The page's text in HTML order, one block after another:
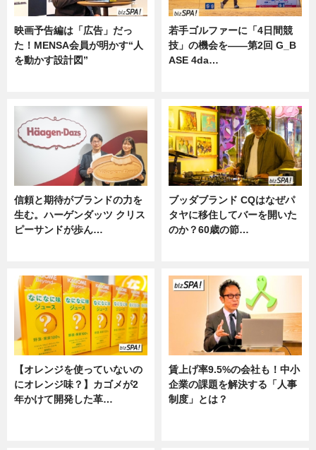
映画予告編は「広告」だっ
た！MENSA会員が明かす“人
を動かす設計図”
若手ゴルファーに「4日間競
技」の機会を——第2回 G_B
ASE 4da…
信頼と期待がブランドの力を
生む。ハーゲンダッツ クリス
ピーサンドが歩ん…
ブッダブランド CQはなぜパ
タヤに移住してバーを開いた
のか？60歳の節…
【オレンジを使っていないの
にオレンジ味？】カゴメが2
年かけて開発した革…
賃上げ率9.5%の会社も！中小
企業の課題を解決する「人事
制度」とは？